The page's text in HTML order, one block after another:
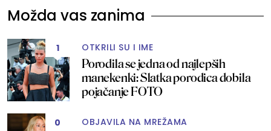
Možda vas zanima
1 OTKRILI SU I IME
Porodila se jedna od najlepših
manekenki: Slatka porodica dobila
pojačanje FOTO
0 OBJAVILA NA MREŽAMA